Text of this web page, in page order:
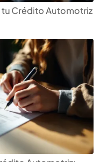
tu Crédito Automotriz